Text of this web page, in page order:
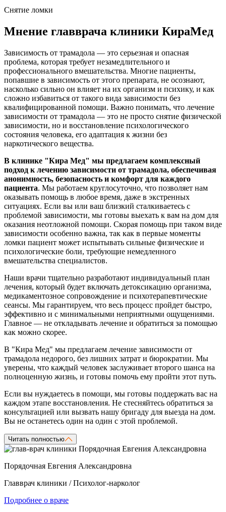
Снятие ломки
Мнение главврача клиники КираМед
Зависимость от трамадола — это серьезная и опасная
проблема, которая требует незамедлительного и
профессионального вмешательства. Многие пациенты,
попавшие в зависимость от этого препарата, не осознают,
насколько сильно он влияет на их организм и психику, и как
сложно избавиться от такого вида зависимости без
квалифицированной помощи. Важно понимать, что лечение
зависимости от трамадола — это не просто снятие физической
зависимости, но и восстановление психологического
состояния человека, его адаптация к жизни без
наркотического вещества.
В клинике "Кира Мед" мы предлагаем комплексный
подход к лечению зависимости от трамадола, обеспечивая
анонимность, безопасность и комфорт для каждого
пациента. Мы работаем круглосуточно, что позволяет нам
оказывать помощь в любое время, даже в экстренных
ситуациях. Если вы или ваш близкий сталкиваетесь с
проблемой зависимости, мы готовы выехать к вам на дом для
оказания неотложной помощи. Скорая помощь при таком виде
зависимости особенно важна, так как в первые моменты
ломки пациент может испытывать сильные физические и
психологические боли, требующие немедленного
вмешательства специалистов.
Наши врачи тщательно разработают индивидуальный план
лечения, который будет включать детоксикацию организма,
медикаментозное сопровождение и психотерапевтические
сеансы. Мы гарантируем, что весь процесс пройдет быстро,
эффективно и с минимальными неприятными ощущениями.
Главное — не откладывать лечение и обратиться за помощью
как можно скорее.
В "Кира Мед" мы предлагаем лечение зависимости от
трамадола недорого, без лишних затрат и бюрократии. Мы
уверены, что каждый человек заслуживает второго шанса на
полноценную жизнь, и готовы помочь ему пройти этот путь.
Если вы нуждаетесь в помощи, мы готовы поддержать вас на
каждом этапе восстановления. Не стесняйтесь обратиться за
консультацией или вызвать нашу бригаду для выезда на дом.
Вы не останетесь один на один с этой проблемой.
Читать полностью
Порядочная Евгения Александровна
Главврач клиники / Психолог-нарколог
Подробнее о враче